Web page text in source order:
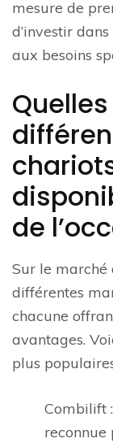
mesure de
d’investir
aux besoins
de
Sur le marché
différentes
chacune
avantages.
plus
Combilift
reconnue